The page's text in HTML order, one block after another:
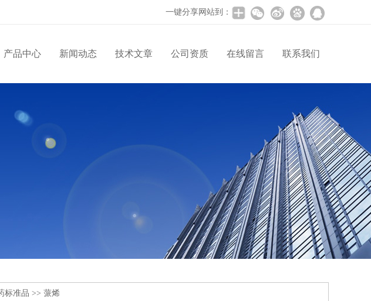
一键分享网站到：
产品中心 新闻动态 技术文章 公司资质 在线留言 联系我们
标准品 >> 蒎烯